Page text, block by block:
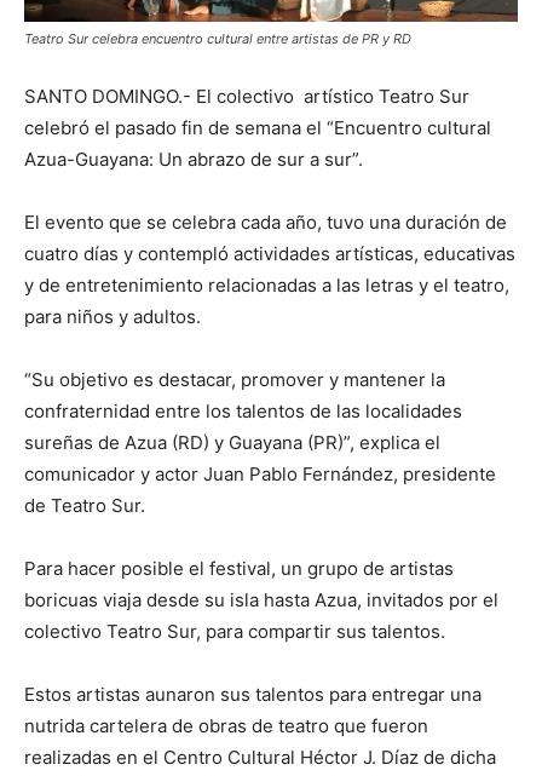
Teatro Sur celebra encuentro cultural entre artistas de PR y RD
SANTO DOMINGO.- El colectivo artístico Teatro Sur
celebró el pasado fin de semana el “Encuentro cultural
Azua-Guayana: Un abrazo de sur a sur”.
El evento que se celebra cada año, tuvo una duración de
cuatro días y contempló actividades artísticas, educativas
y de entretenimiento relacionadas a las letras y el teatro,
para niños y adultos.
“Su objetivo es destacar, promover y mantener la
confraternidad entre los talentos de las localidades
sureñas de Azua (RD) y Guayana (PR)”, explica el
comunicador y actor Juan Pablo Fernández, presidente
de Teatro Sur.
Para hacer posible el festival, un grupo de artistas
boricuas viaja desde su isla hasta Azua, invitados por el
colectivo Teatro Sur, para compartir sus talentos.
Estos artistas aunaron sus talentos para entregar una
nutrida cartelera de obras de teatro que fueron
realizadas en el Centro Cultural Héctor J. Díaz de dicha